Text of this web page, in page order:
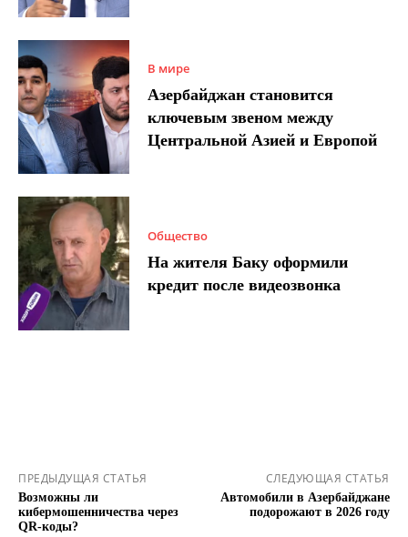
В мире
Азербайджан становится
ключевым звеном между
Центральной Азией и Европой
Общество
На жителя Баку оформили
кредит после видеозвонка
ПРЕДЫДУЩАЯ СТАТЬЯ
Возможны ли
кибермошенничества через
QR-коды?
СЛЕДУЮЩАЯ СТАТЬЯ
Автомобили в Азербайджане
подорожают в 2026 году